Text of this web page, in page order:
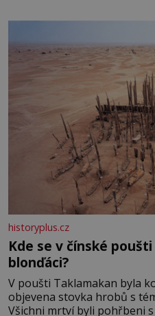
historyplus.cz
Kde se v čínské
blonďáci?
V poušti Taklamakan byla
objevena stovka hrobů s
Všichni mrtví byli pohřbeni